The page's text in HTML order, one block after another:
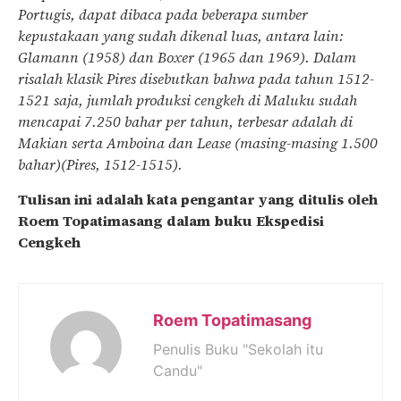
Portugis, dapat dibaca pada beberapa sumber
kepustakaan yang sudah dikenal luas, antara lain:
Glamann (1958) dan Boxer (1965 dan 1969). Dalam
risalah klasik Pires disebutkan bahwa pada tahun 1512-
1521 saja, jumlah produksi cengkeh di Maluku sudah
mencapai 7.250 bahar per tahun, terbesar adalah di
Makian serta Amboina dan Lease (masing-masing 1.500
bahar)(Pires, 1512-1515).
Tulisan ini adalah kata pengantar yang ditulis oleh
Roem Topatimasang dalam buku Ekspedisi
Cengkeh
Roem Topatimasang
Penulis Buku "Sekolah itu
Candu"